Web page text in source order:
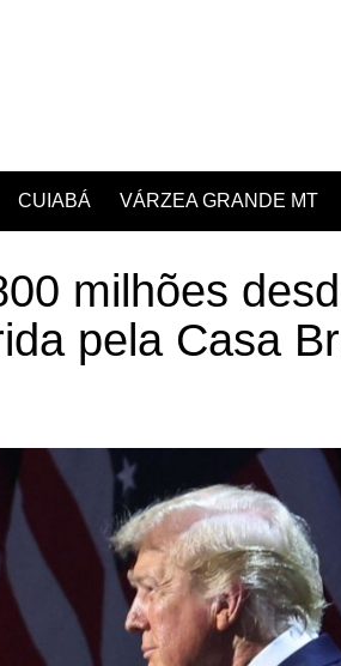
CUIABÁ VÁRZEA GRANDE MT
milhões
pela Casa